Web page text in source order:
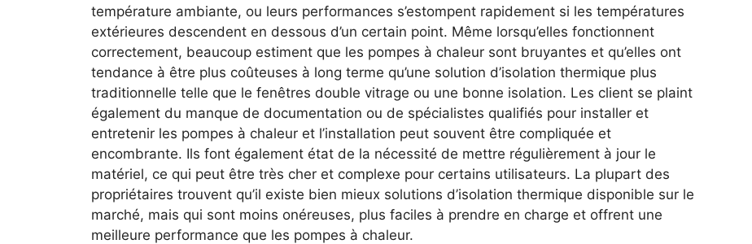
température ambiante, ou leurs performances s’estompent rapidement si les températures
extérieures descendent en dessous d’un certain point. Même lorsqu’elles fonctionnent
correctement, beaucoup estiment que les pompes à chaleur sont bruyantes et qu’elles ont
tendance à être plus coûteuses à long terme qu’une solution d’isolation thermique plus
traditionnelle telle que le fenêtres double vitrage ou une bonne isolation. Les client se plaint
également du manque de documentation ou de spécialistes qualifiés pour installer et
entretenir les pompes à chaleur et l’installation peut souvent être compliquée et
encombrante. Ils font également état de la nécessité de mettre régulièrement à jour le
matériel, ce qui peut être très cher et complexe pour certains utilisateurs. La plupart des
propriétaires trouvent qu’il existe bien mieux solutions d’isolation thermique disponible sur le
marché, mais qui sont moins onéreuses, plus faciles à prendre en charge et offrent une
meilleure performance que les pompes à chaleur.